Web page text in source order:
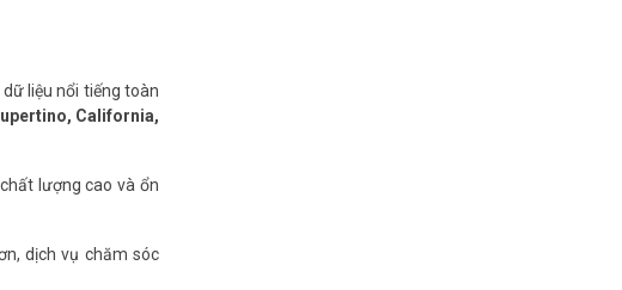
liệu nổi tiếng toàn
California,
lượng cao và ổn
dịch vụ chăm sóc